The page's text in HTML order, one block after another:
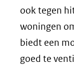
ook tegen
woningen
biedt een
goed te